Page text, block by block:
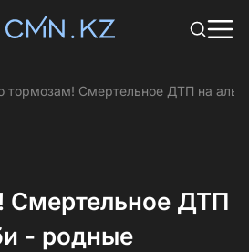
тормозам! Смертельное ДТП на аль-
Смертельное ДТП
- родные